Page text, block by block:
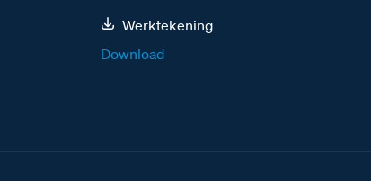
Werktekening
Download